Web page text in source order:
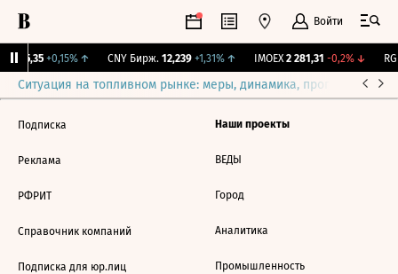
Войти
115,35 +0,15%↑ CNY Бирж. 12,239 +1,31%↑ IMOEX 2 281,31 -0,2%↓
Ситуация на топливном рынке: меры, динамика, прогнозы
Подписка
Реклама
РФРИТ
Справочник компаний
Подписка для юр.лиц
Наши проекты
ВЕДЫ
Город
Аналитика
Промышленность